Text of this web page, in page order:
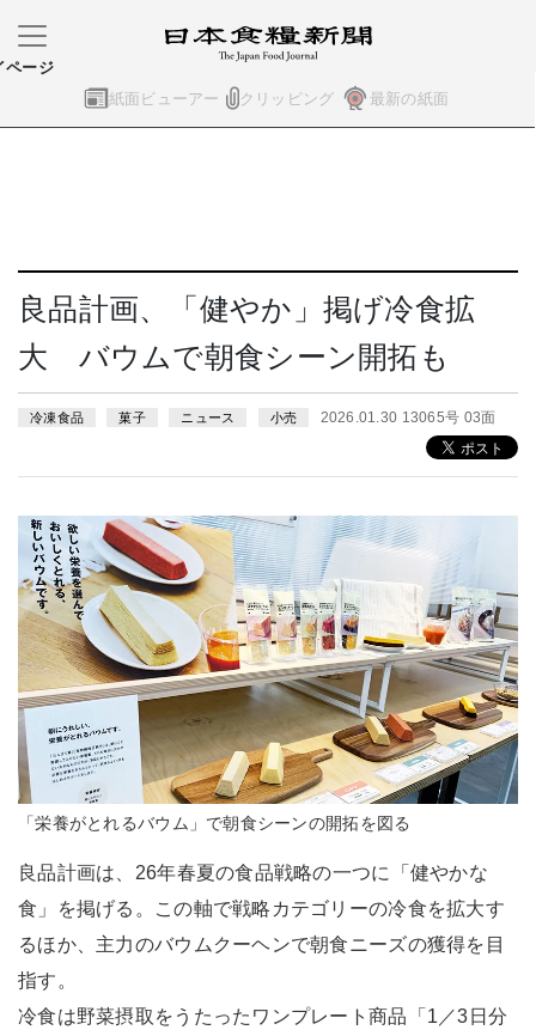
紙面ビューアー クリッピング 最新の紙面
ページ
良品計画、「健やか」掲げ冷食拡
大 バウムで朝食シーン開拓も
冷凍食品 菓子 ニュース 小売 2026.01.30 13065号 03面
「栄養がとれるバウム」で朝食シーンの開拓を図る
良品計画は、26年春夏の食品戦略の一つに「健やかな
食」を掲げる。この軸で戦略カテゴリーの冷食を拡大す
るほか、主力のバウムクーヘンで朝食ニーズの獲得を目
指す。
冷食は野菜摂取をうたったワンプレート商品「1／3日分